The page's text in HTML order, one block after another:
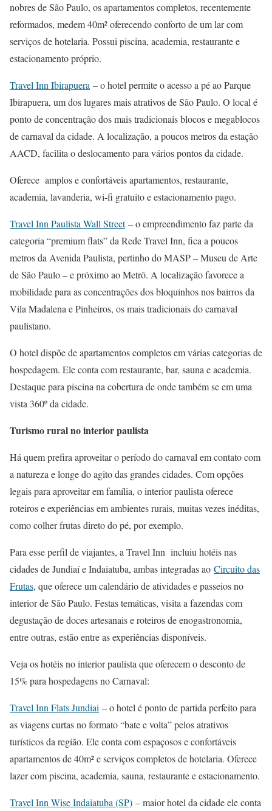
nobres de São Paulo, os apartamentos completos, recentemente
reformados, medem 40m² oferecendo conforto de um lar com
serviços de hotelaria. Possui piscina, academia, restaurante e
estacionamento próprio.
Travel Inn Ibirapuera – o hotel permite o acesso a pé ao Parque
Ibirapuera, um dos lugares mais atrativos de São Paulo. O local é
ponto de concentração dos mais tradicionais blocos e megablocos
de carnaval da cidade. A localização, a poucos metros da estação
AACD, facilita o deslocamento para vários pontos da cidade.
Oferece amplos e confortáveis apartamentos, restaurante,
academia, lavanderia, wi-fi gratuito e estacionamento pago.
Travel Inn Paulista Wall Street– o empreendimento faz parte da
categoria “premium flats” da Rede Travel Inn, fica a poucos
metros da Avenida Paulista, pertinho do MASP – Museu de Arte
de São Paulo – e próximo ao Metrô. A localização favorece a
mobilidade para as concentrações dos bloquinhos nos bairros da
Vila Madalena e Pinheiros, os mais tradicionais do carnaval
paulistano.
O hotel dispõe de apartamentos completos em várias categorias de
hospedagem. Ele conta com restaurante, bar, sauna e academia.
Destaque para piscina na cobertura de onde também se em uma
vista 360º da cidade.
Turismo rural no interior paulista
Há quem prefira aproveitar o período do carnaval em contato com
a natureza e longe do agito das grandes cidades. Com opções
legais para aproveitar em família, o interior paulista oferece
roteiros e experiências em ambientes rurais, muitas vezes inéditas,
como colher frutas direto do pé, por exemplo.
Para esse perfil de viajantes, a Travel Inn incluiu hotéis nas
cidades de Jundiaí e Indaiatuba, ambas integradas ao Circuito das
Frutas, que oferece um calendário de atividades e passeios no
interior de São Paulo. Festas temáticas, visita a fazendas com
degustação de doces artesanais e roteiros de enogastronomia,
entre outras, estão entre as experiências disponíveis.
Veja os hotéis no interior paulista que oferecem o desconto de
15% para hospedagens no Carnaval:
Travel Inn Flats Jundiai – o hotel é ponto de partida perfeito para
as viagens curtas no formato “bate e volta” pelos atrativos
turísticos da região. Ele conta com espaçosos e confortáveis
apartamentos de 40m² e serviços completos de hotelaria. Oferece
lazer com piscina, academia, sauna, restaurante e estacionamento.
Travel Inn Wise Indaiatuba (SP) – maior hotel da cidade ele conta